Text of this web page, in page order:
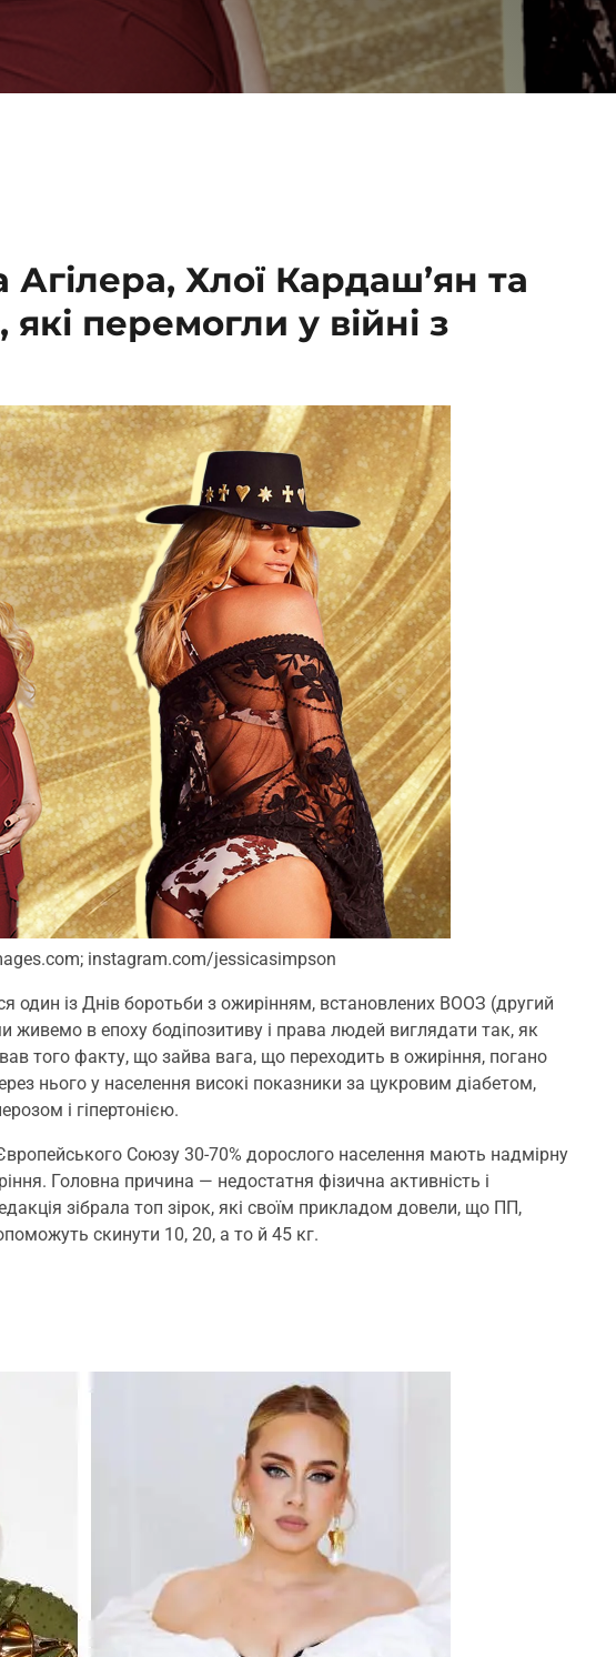
Агілера, Хлої Кардаш’ян та
які перемогли у війні з
instagram.com/jessicasimpson
один із Днів боротьби з ожирінням, встановлених ВООЗ (другий
живемо в епоху бодіпозитиву і права людей виглядати так, як
того факту, що зайва вага, що переходить в ожиріння, погано
нього у населення високі показники за цукровим діабетом,
і гіпертонією.
Союзу 30-70% дорослого населення мають надмірну
Головна причина — недостатня фізична активність і
зібрала топ зірок, які своїм прикладом довели, що ПП,
скинути 10, 20, а то й 45 кг.